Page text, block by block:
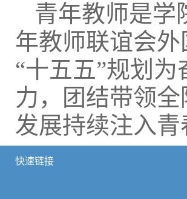
青年教师是学
年教师联谊会
“十五五”规划
力，团结带领
发展持续注入
快速链接